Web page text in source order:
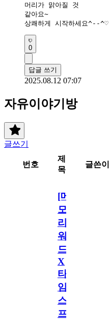
머리가 맑아질 것
같아요~
상쾌하게 시작하세요^--^♡
0
답글 쓰기
2025.08.12 07:07
자유이야기방
글쓰기
번호
제
목
글쓴이
[메
모
리
워
드
X
타
임
스
프